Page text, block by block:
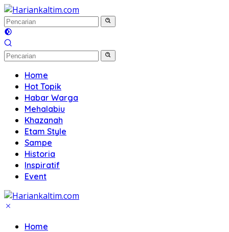
Langsung
ke
konten
Home
Hot Topik
Habar Warga
Mehalabiu
Khazanah
Etam Style
Sampe
Historia
Inspiratif
Event
Home